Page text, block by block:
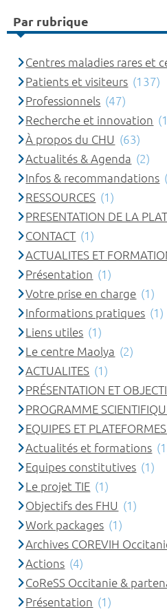
Par rubrique
Centres maladies rares et
Patients et visiteurs (137)
Professionnels (47)
Recherche et innovation
À propos du CHU (63)
Actualités & Agenda (2)
Infos & recommandations
RESSOURCES (1)
PRESENTATION DE LA
CONTACT (1)
ACTUALITES ET
Présentation (1)
Votre prise en charge (1)
Informations pratiques (1)
Liens utiles (1)
Le centre Maolya (2)
ACTUALITES (1)
PRÉSENTATION ET
PROGRAMME
EQUIPES ET
Actualités et formations
Equipes constitutives (1)
Le projet TIE (1)
Objectifs des FHU (1)
Work packages (1)
Archives COREVIH
Actions (4)
CoReSS Occitanie &
Présentation (1)